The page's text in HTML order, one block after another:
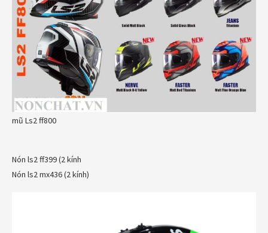
mũ Ls2 ff800
Nón ls2 ff399 (2 kính
Nón ls2 mx436 (2 kính)